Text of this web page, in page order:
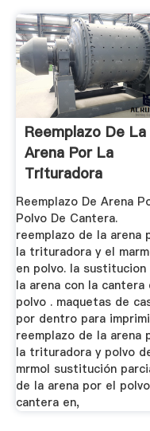
Reemplazo De La
Arena Por La
Trituradora
Reemplazo De Arena
Polvo De Cantera.
reemplazo de la arena
la trituradora y el
en polvo. la sustitucion
la arena con la cantera
polvo . maquetas de
por dentro para
reemplazo de la arena
la trituradora y polvo
mrmol sustitución
de la arena por el polvo
cantera en,